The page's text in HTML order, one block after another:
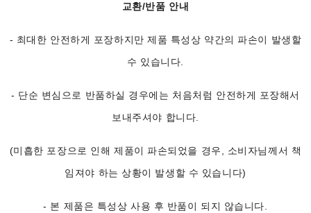
교환/반품 안내
- 최대한 안전하게 포장하지만 제품 특성상 약간의 파손이 발생할
수 있습니다.
- 단순 변심으로 반품하실 경우에는 처음처럼 안전하게 포장해서
보내주셔야 합니다.
(미흡한 포장으로 인해 제품이 파손되었을 경우, 소비자님께서 책
임져야 하는 상황이 발생할 수 있습니다)
- 본 제품은 특성상 사용 후 반품이 되지 않습니다.